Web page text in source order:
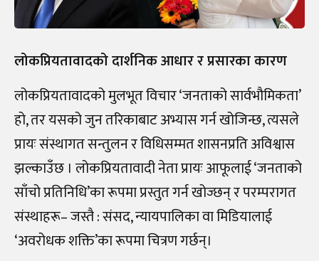
लोकप्रियतावादको दार्शनिक आधार र प्रसारका कारण
लोकप्रियतावादको मुलभूत विचार ‘जनताको सार्वभौमिकता’
हो, तर यसको जुन तरिकाबाट अभ्यास गर्न खोजिन्छ, त्यसले
प्रायः संस्थागत सन्तुलन र विधिसम्मत शासनप्रति अविश्वास
झल्काउँछ । लोकप्रियतावादी नेता प्रायः आफूलाई ‘जनताको
साँचो प्रतिनिधि’का रूपमा प्रस्तुत गर्न खोज्छन् र परम्परागत
संस्थाहरू– जस्तै : संसद, न्यायपालिका वा मिडियालाई
‘अवरोधक शक्ति’का रूपमा चित्रण गर्छन्।